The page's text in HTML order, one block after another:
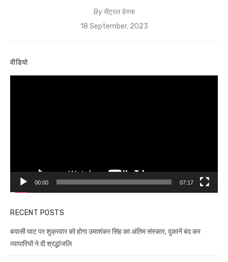
Byसेंट्रल डेस्क
Posted
18 September, 2023
वीडियो
00:00 07:17
RECENT POSTS
बयासी घाट पर शुक्रवार को होगा उमाशंकर सिंह का अंतिम संस्कार, दुकानें बंद कर
व्यापारियों ने दी श्रद्धांजलि